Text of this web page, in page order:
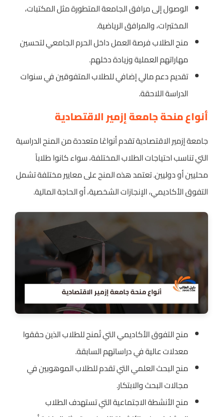
الوصول إلى مرافق الجامعة المتطورة مثل المكتبات،
المختبرات، والمرافق الرياضية.
منح الطلاب فرصة العمل داخل الحرم الجامعي لتحسين
مهاراتهم العملية وزيادة دخلهم.
تقديم دعم مالي إضافي للطلاب المتفوقين في سنوات
الدراسة اللاحقة.
أنواع منحة جامعة إزمير الاقتصادية
جامعة إزمير الاقتصادية تقدم أنواعًا متعددة من المنح الدراسية
التي تناسب احتياجات الطلاب المختلفة، سواء كانوا طلاباً
محليين أو دوليين. تعتمد هذه المنح على معايير مختلفة تشمل
التفوق الأكاديمي، الإنجازات الشخصية، أو الحاجة المالية.
منح التفوق الأكاديمي التي تُمنح للطلاب الذين حققوا
معدلات عالية في دراساتهم السابقة.
منح البحث العلمي التي تقدم للطلاب الموهوبين في
مجالات البحث والابتكار.
منح الأنشطة الاجتماعية التي تستهدف الطلاب